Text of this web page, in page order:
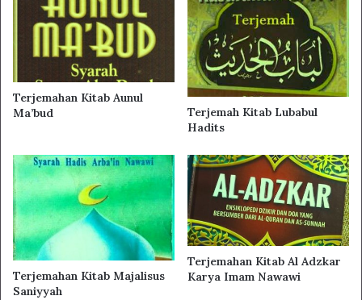
Bab Waktu-Waktu Shalat
Bab Waktu-Waktu Shalat
Bab Keutamaan Shalat Berjamaah dan
Kewajibannya
Bab Keutamaan Shalat Berjamaah dan
Bab Azan dan Iqamat
Bab Menghadap Kiblat
Bab Shaf (Barisan Dalam Shalat)
Bab Barisan Dalam Shalat
Bab Mengangkat Imam
Bab Sifat Shalat Nabi shallallahu ‘alaihi wa sallam
Terjemahan Kitab Aunul
Ma’bud
Terjemah Kitab Lubabul
Hadits
Terjemahan Kitab Majalisus
Saniyyah
Terjemahan Kitab Al Adzkar
Karya Imam Nawawi